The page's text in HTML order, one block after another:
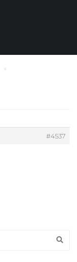
#4537